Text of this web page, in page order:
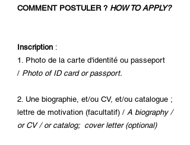
COMMENT POSTULER ? HOW TO APPLY?
Inscription :
1. Photo de la carte d'identité ou passeport
/ Photo of ID card or passport.
2. Une biographie, et/ou CV, et/ou catalogue ;
lettre de motivation (facultatif) / A biography /
or CV / or catalog; cover letter (optional)